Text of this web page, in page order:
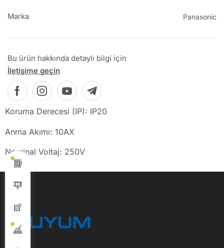
Marka Panasonic
Bu ürün hakkında detaylı bilgi için
İletişime geçin
Koruma Derecesi (IP): IP20
Anma Akımı: 10AX
Nominal Voltaj: 250V